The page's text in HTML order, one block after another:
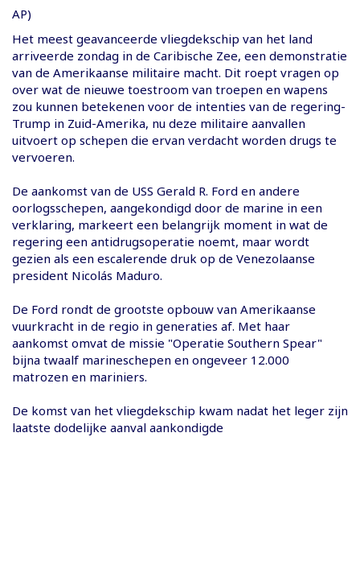
AP)
Het meest geavanceerde vliegdekschip van het land
arriveerde zondag in de Caribische Zee, een demonstratie
van de Amerikaanse militaire macht. Dit roept vragen op
over wat de nieuwe toestroom van troepen en wapens
zou kunnen betekenen voor de intenties van de regering-
Trump in Zuid-Amerika, nu deze militaire aanvallen
uitvoert op schepen die ervan verdacht worden drugs te
vervoeren.
De aankomst van de USS Gerald R. Ford en andere
oorlogsschepen, aangekondigd door de marine in een
verklaring, markeert een belangrijk moment in wat de
regering een antidrugsoperatie noemt, maar wordt
gezien als een escalerende druk op de Venezolaanse
president Nicolás Maduro.
De Ford rondt de grootste opbouw van Amerikaanse
vuurkracht in de regio in generaties af. Met haar
aankomst omvat de missie "Operatie Southern Spear"
bijna twaalf marineschepen en ongeveer 12.000
matrozen en mariniers.
De komst van het vliegdekschip kwam nadat het leger zijn
laatste dodelijke aanval aankondigde